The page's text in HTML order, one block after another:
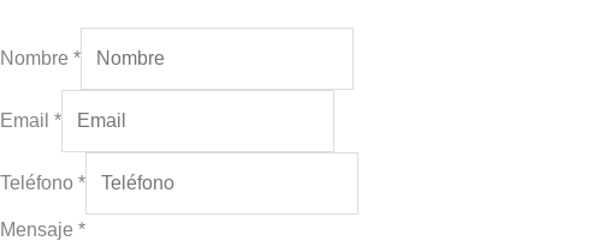
Nombre *
Email *
Teléfono *
Mensaje *